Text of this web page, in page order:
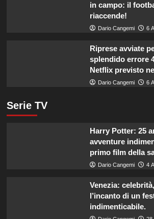
in campo: il
riaccende!
Dario Cangemi 6
Riprese avviate
splendido errore
Netflix previsto
Dario Cangemi 6
Serie TV
Harry Potter: 25
avventure
primo film della
Dario Cangemi 4
Venezia:
l’incanto di un
indimenticabile.